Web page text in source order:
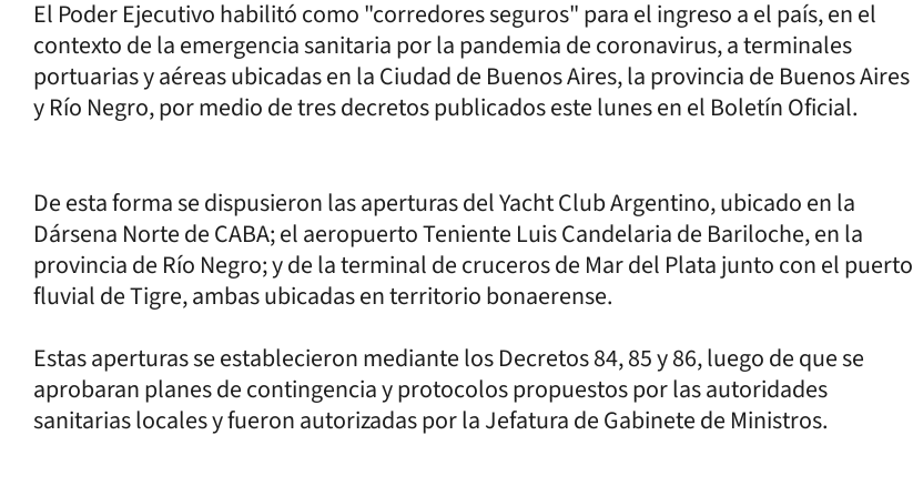
El Poder Ejecutivo habilitó como "corredores seguros" para el ingreso a el país, en el
contexto de la emergencia sanitaria por la pandemia de coronavirus, a terminales
portuarias y aéreas ubicadas en la Ciudad de Buenos Aires, la provincia de Buenos Aires
y Río Negro, por medio de tres decretos publicados este lunes en el Boletín Oficial.
De esta forma se dispusieron las aperturas del Yacht Club Argentino, ubicado en la
Dársena Norte de CABA; el aeropuerto Teniente Luis Candelaria de Bariloche, en la
provincia de Río Negro; y de la terminal de cruceros de Mar del Plata junto con el puerto
fluvial de Tigre, ambas ubicadas en territorio bonaerense.
Estas aperturas se establecieron mediante los Decretos 84, 85 y 86, luego de que se
aprobaran planes de contingencia y protocolos propuestos por las autoridades
sanitarias locales y fueron autorizadas por la Jefatura de Gabinete de Ministros.